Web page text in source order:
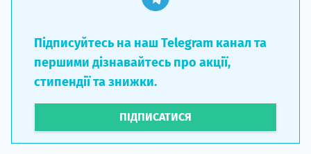
Підписуйтесь на наш Telegram канал та
першими дізнавайтесь про акції,
стипендії та знижки.
ПІДПИСАТИСЯ